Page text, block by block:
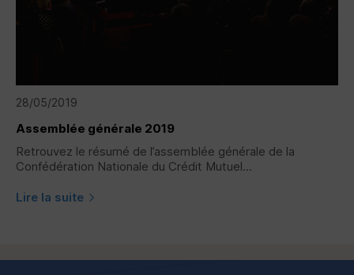
28/05/2019
Assemblée générale 2019
Retrouvez le résumé de l’assemblée générale de la
Confédération Nationale du Crédit Mutuel...
Lire la suite